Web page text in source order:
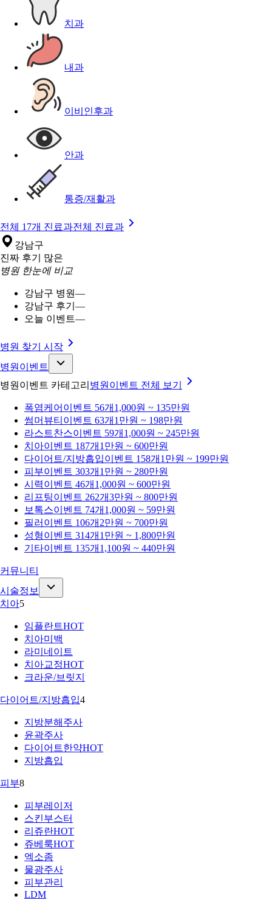
치과
내과
이비인후과
안과
통증/재활과
전체 17개 진료과전체 진료과
강남구
진짜 후기 많은
병원 한눈에 비교
강남구 병원—
강남구 후기 —
오늘 이벤트—
병원 찾기 시작
병원이벤트
병원이벤트 카테고리 병원이벤트 전체 보기
폭염케어 이벤트 56개 1,000원 ~ 135만원
썸머뷰티 이벤트 63개 1만원 ~ 198만원
라스트찬스이벤트 59개 1,000원 ~ 245만원
치아이벤트 187개 1만원 ~ 600만원
다이어트/지방흡입이벤트 158개 1만원 ~ 199만원
피부이벤트 303개 1만원 ~ 280만원
시력이벤트 46개 1,000원 ~ 600만원
리프팅이벤트 262개3만원 ~ 800만원
보톡스이벤트 74개 1,000원 ~ 59만원
필러 이벤트 106개 2만원 ~ 700만원
성형이벤트 314개 1만원 ~ 1,800만원
기타이벤트 135개 1,100원 ~ 440만원
커뮤니티
시술정보
치아5
임플란트HOT
치아미백
라미네이트
치아교정HOT
크라운/브릿지
다이어트/지방흡입4
지방분해주사
윤곽주사
다이어트한약HOT
지방흡입
피부8
피부레이저
스킨부스터
리쥬란HOT
쥬베룩HOT
엑소좀
물광주사
피부관리
LDM